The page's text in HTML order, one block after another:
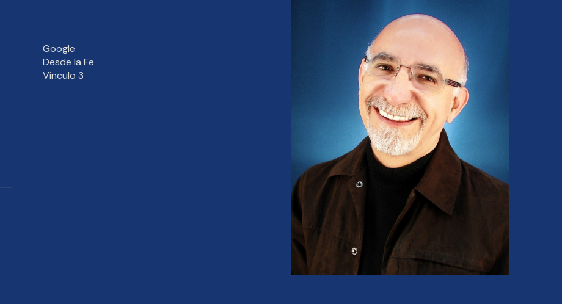
Google
Desde la Fe
Vínculo 3